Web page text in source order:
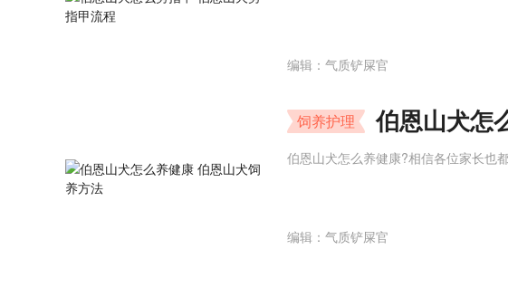
编辑：气质铲屎官
饲养护理 伯恩山犬怎
伯恩山犬怎么养健康?相信各位家长也
编辑：气质铲屎官